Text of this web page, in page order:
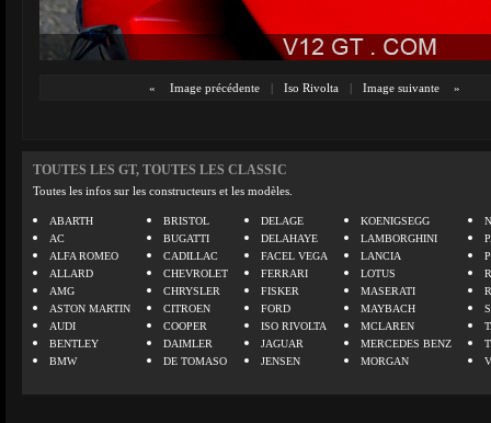
« Image précédente | Iso Rivolta | Image suivante »
TOUTES LES GT, TOUTES LES CLASSIC
Toutes les infos sur les constructeurs et les modèles.
ABARTH
AC
ALFA ROMEO
ALLARD
AMG
ASTON MARTIN
AUDI
BENTLEY
BMW
BRISTOL
BUGATTI
CADILLAC
CHEVROLET
CHRYSLER
CITROEN
COOPER
DAIMLER
DE TOMASO
DELAGE
DELAHAYE
FACEL VEGA
FERRARI
FISKER
FORD
ISO RIVOLTA
JAGUAR
JENSEN
KOENIGSEGG
LAMBORGHINI
LANCIA
LOTUS
MASERATI
MAYBACH
MCLAREN
MERCEDES BENZ
MORGAN